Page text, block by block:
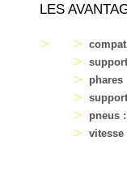
LES
phares
pneus
vitesse